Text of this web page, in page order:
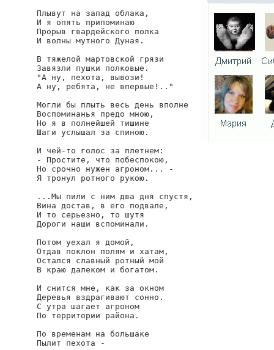
Плывут на запад облака,
И я опять припоминаю
Прорыв гвардейского полка
И волны мутного Дуная.
В тяжелой мартовской грязи
Завязли пушки полковые.
"А ну, пехота, вывози!
А ну, ребята, не впервые!.."
Могли бы плыть весь день вполне
Воспоминанья предо мною,
Но я в полнейшей тишине
Шаги услышал за спиною.
И чей-то голос за плетнем:
- Простите, что побеспокою,
Но срочно нужен агроном... -
Я тронул ротного рукою.
...Мы пили с ним два дня спустя,
Вина достав, в его подвале,
И то серьезно, то шутя
Дороги наши вспоминали.
Потом уехал я домой,
Отдав поклон полям и хатам,
Остался славный ротный мой
В краю далеком и богатом.
И снится мне, как за окном
Деревья вздрагивают сонно.
С утра шагает агроном
По территории района.
По временам на большаке
Пылит пехота -